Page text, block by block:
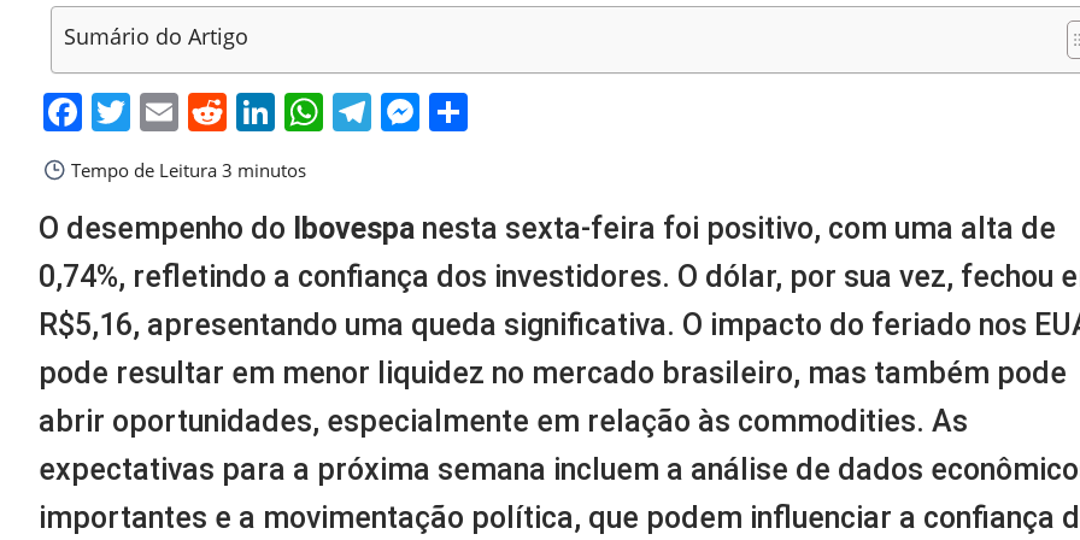
Sumário do Artigo
Facebook
Twitter
EmailReddit
LinkedIn
WhatsApp
Telegram
Messenger
Tempo de Leitura 3 minutos
O desempenho do Ibovespa nesta sexta-feira foi positivo, com uma alta de
0,74%, refletindo a confiança dos investidores. O dólar, por sua vez, fechou
R$5,16, apresentando uma queda significativa. O impacto do feriado nos
pode resultar em menor liquidez no mercado brasileiro, mas também pode
abrir oportunidades, especialmente em relação às commodities. As
expectativas para a próxima semana incluem a análise de dados
importantes e a movimentação política, que podem influenciar a confiança